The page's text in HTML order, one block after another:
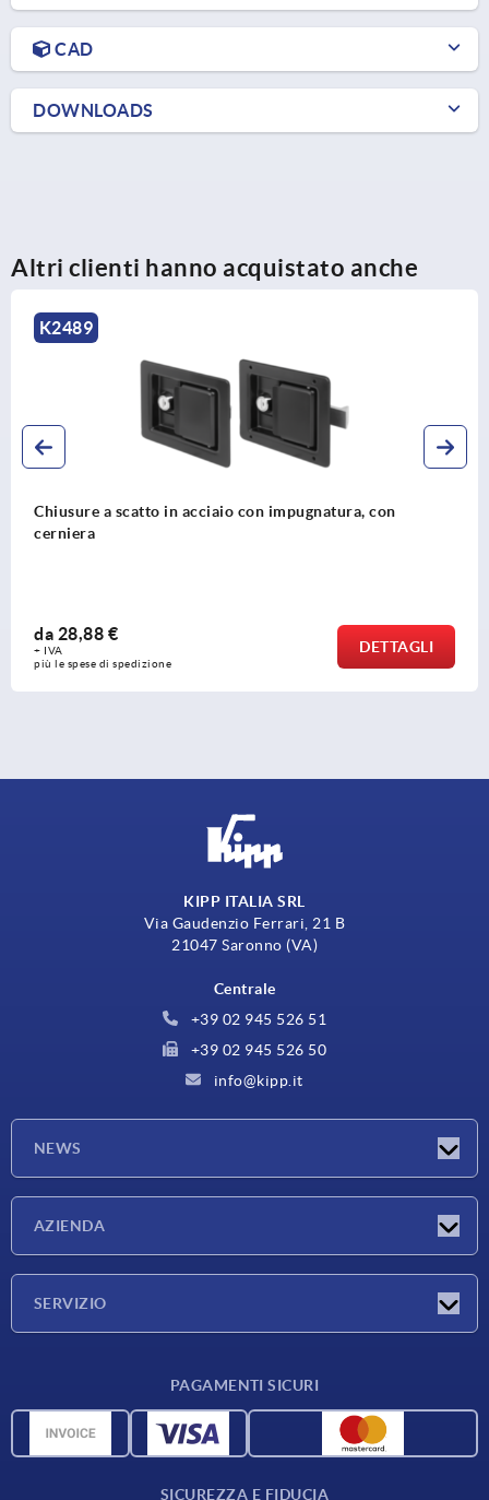
CAD
DOWNLOADS
Altri clienti hanno acquistato anche
K2489
Chiusure a scatto in acciaio con impugnatura, con
cerniera
da 28,88 €
+ IVA
più le spese di spedizione
DETTAGLI
KIPP ITALIA SRL
Via Gaudenzio Ferrari, 21 B
21047 Saronno (VA)
Centrale
+39 02 945 526 51
+39 02 945 526 50
info@kipp.it
NEWS
AZIENDA
SERVIZIO
Dati CAD
PAGAMENTI SICURI
SICUREZZA E FIDUCIA